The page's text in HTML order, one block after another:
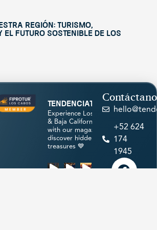
región: turismo,
el futuro sostenible de Los
tendenciatravel
Experience Los Cabos
& Baja California Sur
with our magazine &
discover hidden
treasures 💙
+52 624
174
1945